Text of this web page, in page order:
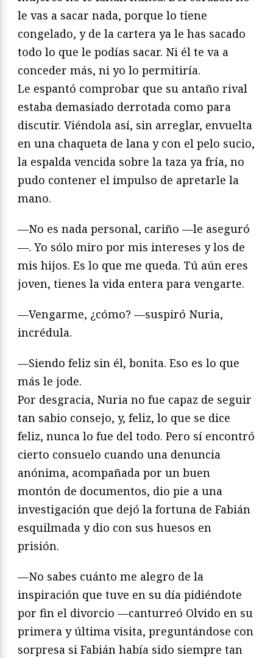
le vas a sacar nada, porque lo tiene
congelado, y de la cartera ya le has sacado
todo lo que le podías sacar. Ni él te va a
conceder más, ni yo lo permitiría.
Le espantó comprobar que su antaño rival
estaba demasiado derrotada como para
discutir. Viéndola así, sin arreglar, envuelta
en una chaqueta de lana y con el pelo sucio,
la espalda vencida sobre la taza ya fría, no
pudo contener el impulso de apretarle la
mano.
—No es nada personal, cariño —le aseguró
—. Yo sólo miro por mis intereses y los de
mis hijos. Es lo que me queda. Tú aún eres
joven, tienes la vida entera para vengarte.
—Vengarme, ¿cómo? —suspiró Nuria,
incrédula.
—Siendo feliz sin él, bonita. Eso es lo que
más le jode.
Por desgracia, Nuria no fue capaz de seguir
tan sabio consejo, y, feliz, lo que se dice
feliz, nunca lo fue del todo. Pero sí encontró
cierto consuelo cuando una denuncia
anónima, acompañada por un buen
montón de documentos, dio pie a una
investigación que dejó la fortuna de Fabián
esquilmada y dio con sus huesos en
prisión.
—No sabes cuánto me alegro de la
inspiración que tuve en su día pidiéndote
por fin el divorcio —canturreó Olvido en su
primera y última visita, preguntándose con
sorpresa si Fabián había sido siempre tan